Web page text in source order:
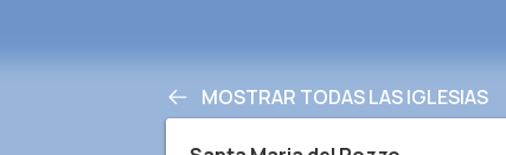
MOSTRAR TODAS LAS IGLESIAS